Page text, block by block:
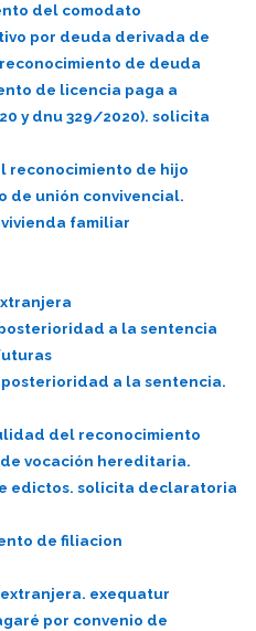
del comodato
por deuda derivada de
de deuda
de licencia paga a
y dnu 329/2020). solicita
reconocimiento de hijo
de unión convivencial.
familiar
a la sentencia
a la sentencia.
del reconocimiento
vocación hereditaria.
edictos. solicita declaratoria
de filiacion
exequatur
por convenio de